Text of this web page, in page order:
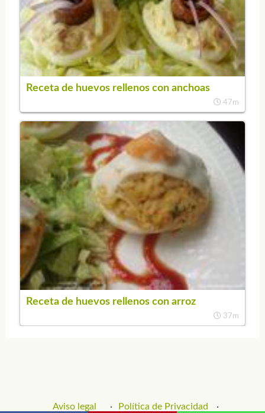
Receta de huevos rellenos con anchoas
47m
Receta de huevos rellenos con arroz
37m
Aviso legal Política de Privacidad